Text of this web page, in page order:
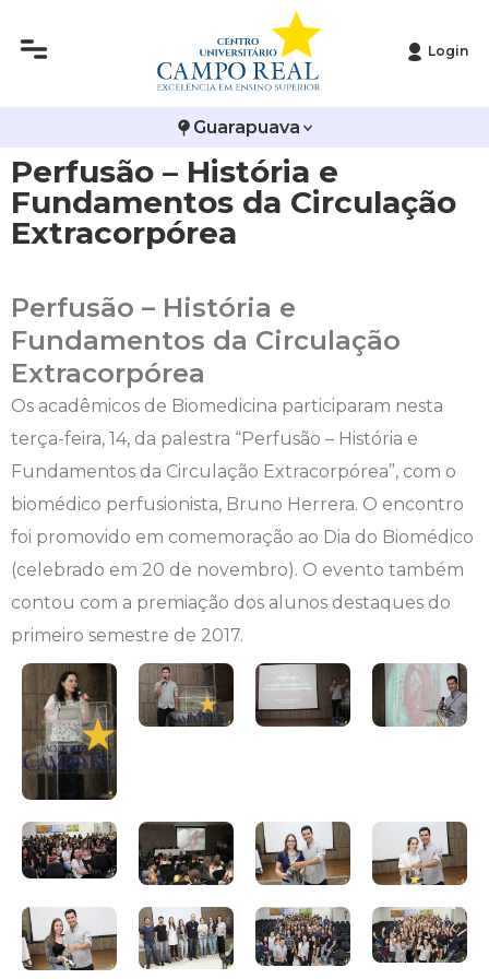
Login
Guarapuava
Perfusão – História e
Fundamentos da Circulação
Extracorpórea
Perfusão – História e
Fundamentos da Circulação
Extracorpórea
Os acadêmicos de Biomedicina participaram nesta
terça-feira, 14, da palestra “Perfusão – História e
Fundamentos da Circulação Extracorpórea”, com o
biomédico perfusionista, Bruno Herrera. O encontro
foi promovido em comemoração ao Dia do Biomédico
(celebrado em 20 de novembro). O evento também
contou com a premiação dos alunos destaques do
primeiro semestre de 2017.
Infraestrutura
Editais
Publicações Institucionais
Arquitetura e Urbanismo
Biomedicina
Ciências Contábeis
Direito
Enfermagem
Engenharia Agronômica
Engenharia Civil
Engenharia de Software
Engenharia Mecânica
Farmácia
Fisioterapia
Medicina
Medicina Veterinária
Nutrição
Odontologia
Vestibular de Inverno
Vestibular de Medicina
2ª Via de Boleto
Atestado de Matrícula
Atividades Complementares e Sociais
Biblioteca
Calendário Acadêmico
Calendário de Provas
Carteirinha de Estudante
Central de Estágios - TCC
Ensalamento
Manual do Acadêmico
Manual de Formatura
Manual de Trabalhos Acadêmicos
Minha Biblioteca
Núcleo de Apoio Psicopedagógico
Ouvidoria
Plano de Ensino
Avalie a Campo Real
Bolsas e Incentivos
CPA
COLAP
Comissão de Ética no Uso de Animais
Comitê de Ética em Pesquisa
Diploma Digital
Educação em Direitos Humanos
Editais
Infocampo
Intercampo
Logos Campo Real
NAPP e NAPC
Portal do Egresso
Portal do RH
Programa de Monitoria